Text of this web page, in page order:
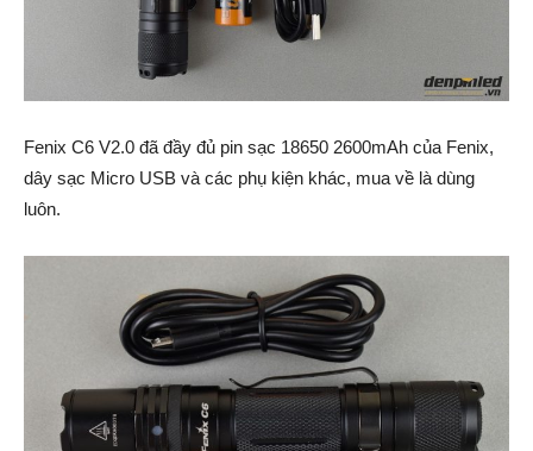
Fenix C6 V2.0 đã đầy đủ pin sạc 18650 2600mAh của Fenix,
dây sạc Micro USB và các phụ kiện khác, mua về là dùng
luôn.